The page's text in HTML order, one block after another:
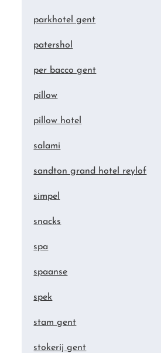
parkhotel gent
patershol
per bacco gent
pillow
pillow hotel
salami
sandton grand hotel reylof
simpel
snacks
spa
spaanse
spek
stam gent
stokerij gent